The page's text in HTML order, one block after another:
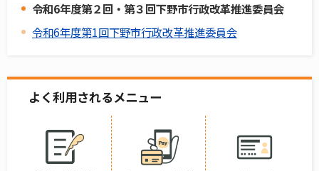
令和6年度第２回・第３回下野市行政改革推進委員会
令和6年度第1回下野市行政改革推進委員会
よく利用されるメニュー